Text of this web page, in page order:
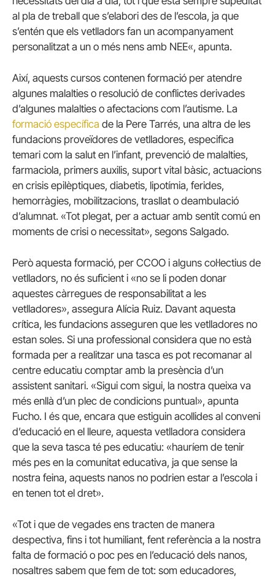
al pla de treball que s’elabori des de l’escola, ja que
s’entén que els vetlladors fan un acompanyament
personalitzat a un o més nens amb NEE«, apunta.
Així, aquests cursos contenen formació per atendre
algunes malalties o resolució de conflictes derivades
d’algunes malalties o afectacions com l’autisme. La
formació específica de la Pere Tarrés, una altra de les
fundacions proveïdores de vetlladores, especifica
temari com la salut en l’infant, prevenció de malalties,
farmaciola, primers auxilis, suport vital bàsic, actuacions
en crisis epilèptiques, diabetis, lipotímia, ferides,
hemorràgies, mobilitzacions, trasllat o deambulació
d’alumnat. «Tot plegat, per a actuar amb sentit comú en
moments de crisi o necessitat», segons Salgado.
Però aquesta formació, per CCOO i alguns col·lectius de
vetlladors, no és suficient i «no se li poden donar
aquestes càrregues de responsabilitat a les
vetlladores», assegura Alícia Ruiz. Davant aquesta
crítica, les fundacions asseguren que les vetlladores no
estan soles. Si una professional considera que no està
formada per a realitzar una tasca es pot recomanar al
centre educatiu comptar amb la presència d’un
assistent sanitari. «Sigui com sigui, la nostra queixa va
més enllà d’un plec de condicions puntual», apunta
Fucho. I és que, encara que estiguin acollides al conveni
d’educació en el lleure, aquesta vetlladora considera
que la seva tasca té pes educatiu: «hauríem de tenir
més pes en la comunitat educativa, ja que sense la
nostra feina, aquests nanos no podrien estar a l’escola i
en tenen tot el dret».
«Tot i que de vegades ens tracten de manera
despectiva, fins i tot humiliant, fent referència a la nostra
falta de formació o poc pes en l’educació dels nanos,
nosaltres sabem que fem de tot: som educadores,